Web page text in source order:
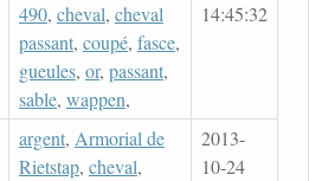
490, cheval, cheval
passant, coupé, fasce,
gueules, or, passant,
sable, wappen,
14:45:32
argent, Armorial de
Rietstap, cheval,
2013-
10-24